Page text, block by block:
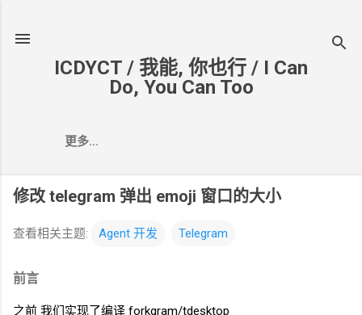
ICDYCT / 我能, 你也行 / I Can
Do, You Can Too
更多…
修改 telegram 弹出 emoji 窗口的大小
查看相关主题: Agent 开发 Telegram
前言
之前 我们实现了编译 forkgram/tdesktop